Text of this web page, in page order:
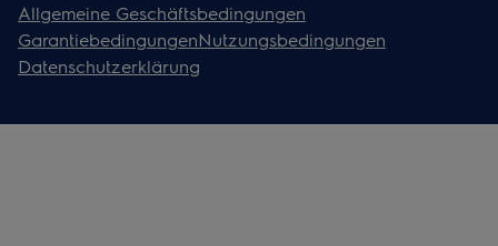
Allgemeine Geschäftsbedingungen
GarantiebedingungenNutzungsbedingungen
Datenschutzerklärung